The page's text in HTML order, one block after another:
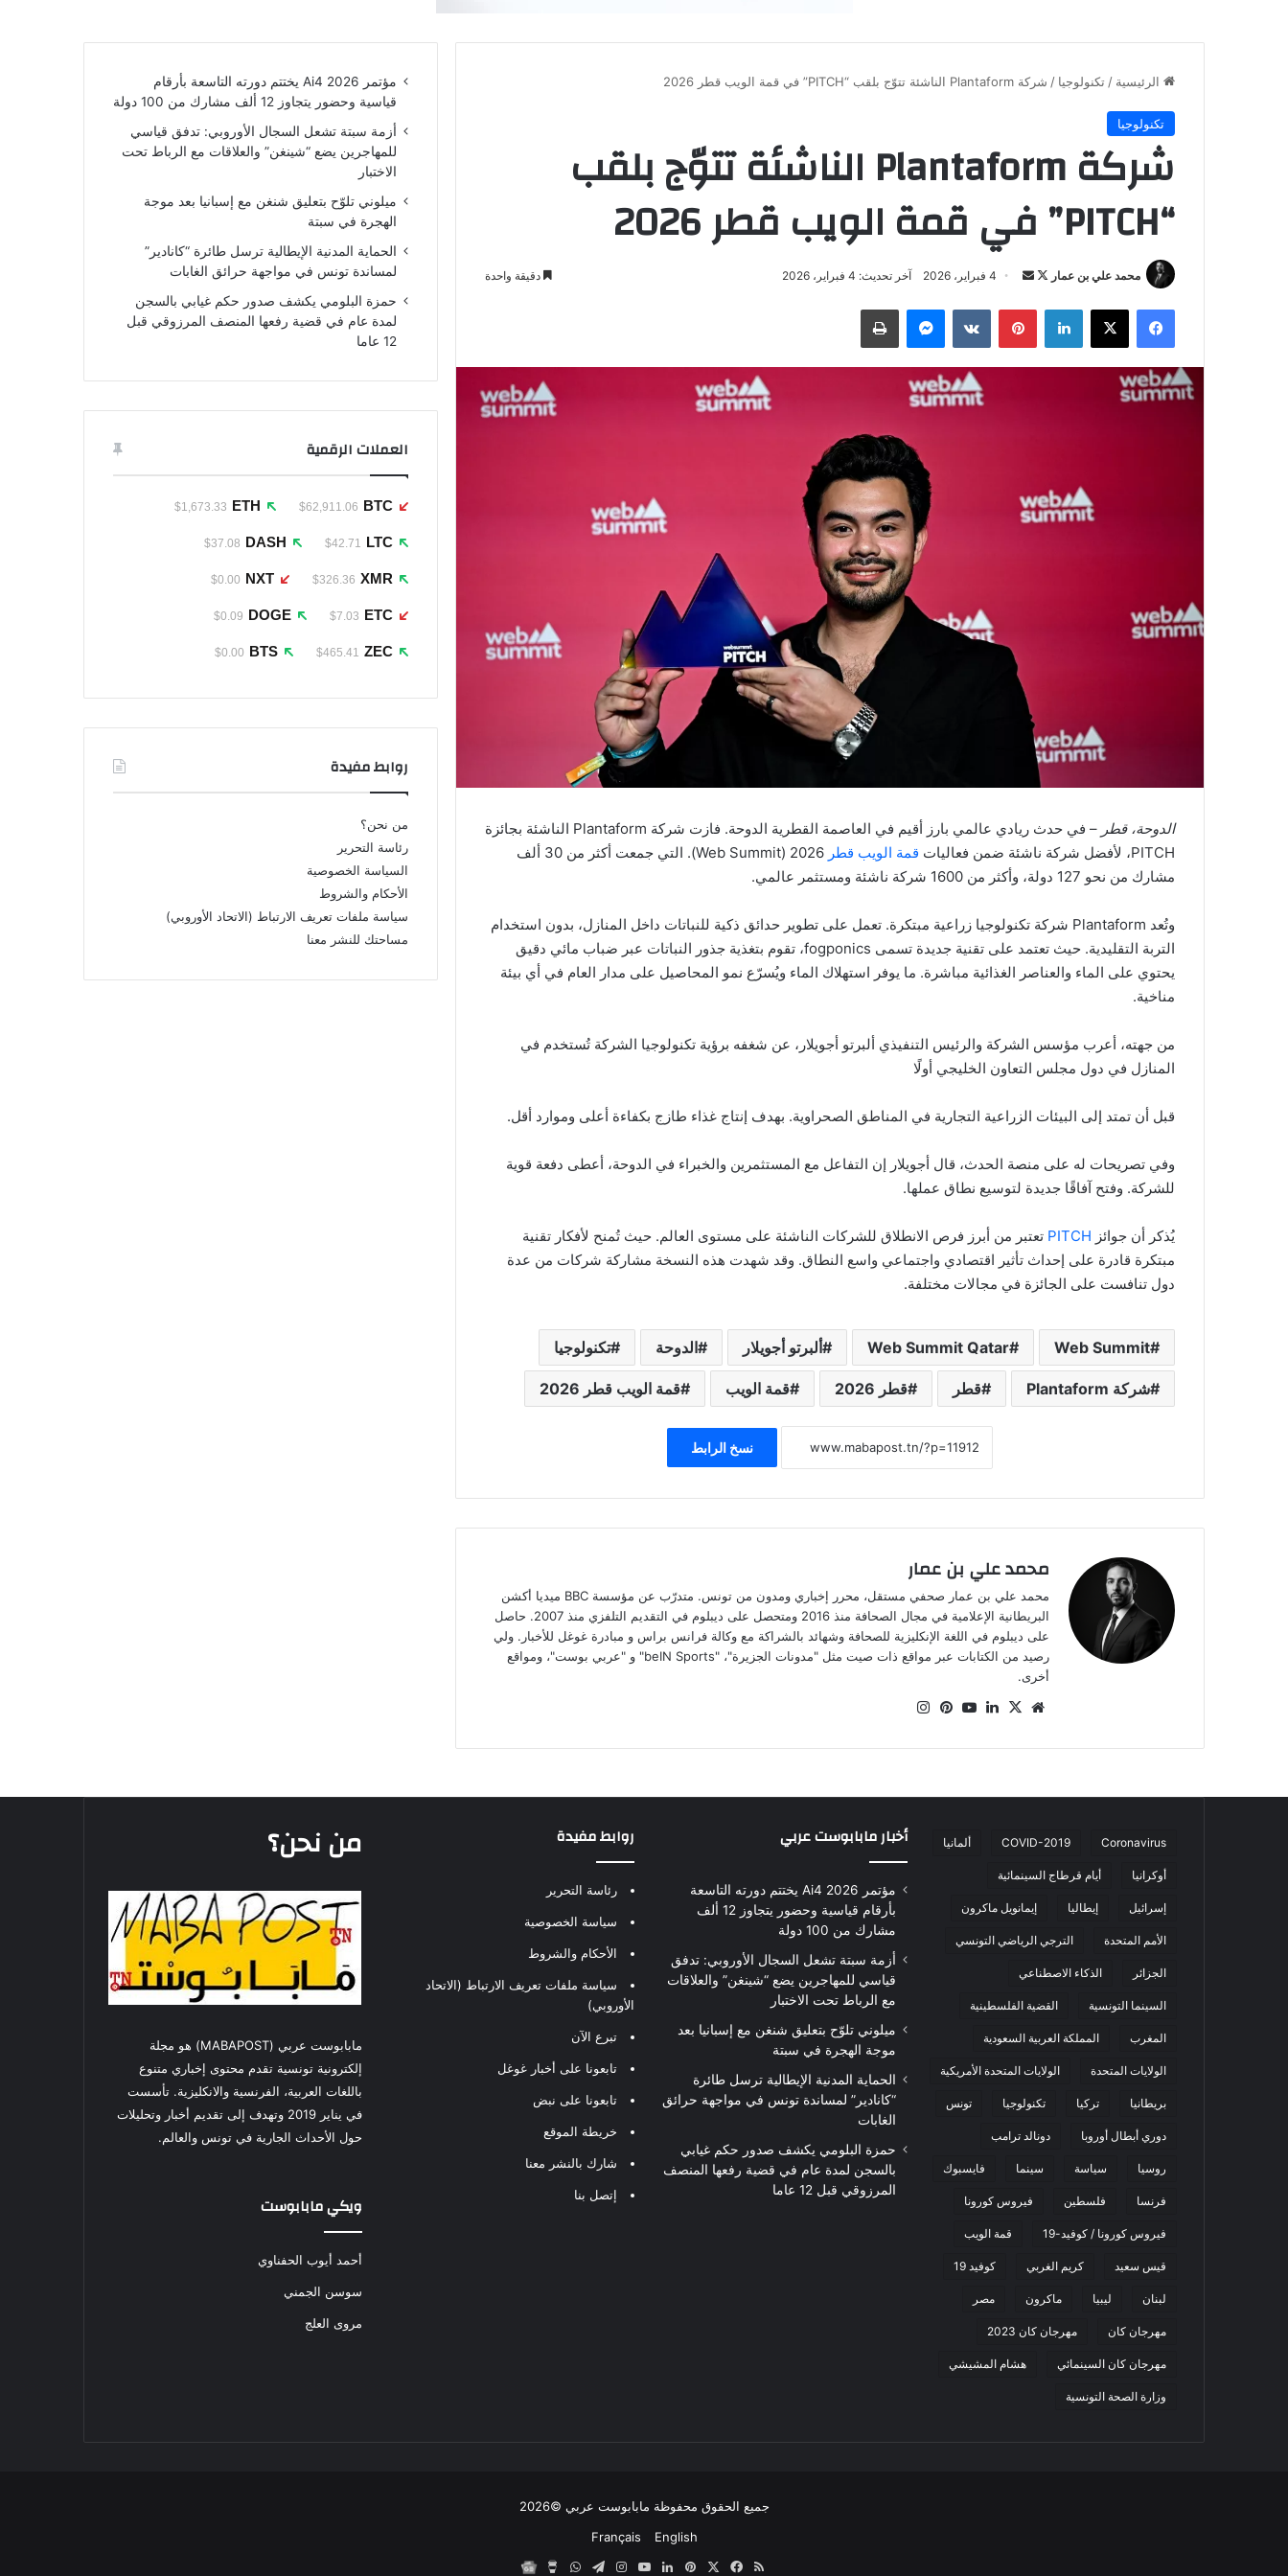
الرئيسية / تكنولوجيا / شركة Plantaform الناشئة تتوّج بلقب “PITCH” في قمة الويب قطر 2026
تكنولوجيا
شركة Plantaform الناشئة تتوّج بلقب
“PITCH” في قمة الويب قطر 2026
محمد علي بن عمار
تابعأرسل
إلكترونيا
4 فبراير، 2026 آخر تحديث: 4 فبراير، 2026 دقيقة واحدة
فيسبوك ‫X لينكدإن بينتيريست ماسنجر طباعة
الدوحة، قطر
– في حدث ريادي عالمي بارز أقيم في العاصمة القطرية الدوحة. فازت شركة Plantaform الناشئة بجائزة
PITCH، لأفضل شركة ناشئة ضمن فعاليات
قمة الويب قطر
2026 (Web Summit). التي جمعت أكثر من 30 ألف
مشارك من نحو 127 دولة، وأكثر من 1600 شركة ناشئة ومستثمر عالمي.
وتُعد Plantaform شركة تكنولوجيا زراعية مبتكرة. تعمل على تطوير حدائق ذكية للنباتات داخل المنازل، بدون استخدام
التربة التقليدية. حيث تعتمد على تقنية جديدة تسمى fogponics، تقوم بتغذية جذور النباتات عبر ضباب مائي دقيق
يحتوي على الماء والعناصر الغذائية مباشرة. ما يوفر استهلاك الماء ويُسرّع نمو المحاصيل على مدار العام في أي بيئة
مناخية.
من جهته، أعرب مؤسس الشركة والرئيس التنفيذي ألبرتو أجويلار، عن شغفه برؤية تكنولوجيا الشركة تُستخدم في
المنازل في دول مجلس التعاون الخليجي أولًا
قبل أن تمتد إلى البيئات الزراعية التجارية في المناطق الصحراوية. بهدف إنتاج غذاء طازج بكفاءة أعلى وموارد أقل.
وفي تصريحات له على منصة الحدث، قال أجويلار إن التفاعل مع المستثمرين والخبراء في الدوحة، أعطى دفعة قوية
للشركة. وفتح آفاقًا جديدة لتوسيع نطاق عملها.
يُذكر أن جوائز PITCH تعتبر من أبرز فرص الانطلاق للشركات الناشئة على مستوى العالم. حيث تُمنح لأفكار تقنية
مبتكرة قادرة على إحداث تأثير اقتصادي واجتماعي واسع النطاق. وقد شهدت هذه النسخة مشاركة شركات من عدة
دول تنافست على الجائزة في مجالات مختلفة.
Web Summit
Web Summit Qatar ألبرتو أجويلار الدوحة تكنولوجيا
شركة Plantaform قطر قطر 2026 قمة الويب قمة الويب قطر 2026
نسخ الرابط
محمد علي بن عمار
محمد علي بن عمار صحفي مستقل، محرر إخباري ومدون من تونس. متدرّب عن مؤسسة BBC ميديا أكشن
البريطانية الإعلامية في مجال الصحافة منذ 2016 ومتحصل على ديبلوم في التقديم التلفزي منذ 2007. حاصل
على ديبلوم في اللغة الإنكليزية للصحافة وشهائد بالشراكة مع وكالة فرانس براس و مبادرة غوغل للأخبار. ولي
رصيد من الكتابات عبر مواقع ذات صيت مثل "مدونات الجزيرة"، "beIN Sports" و "عربي بوست"، ومواقع
أخرى.
موقع‫X لينكدإن‫YouTubeبينتيريست
مؤتمر Ai4 2026 يختتم دورته التاسعة بأرقام
قياسية وحضور يتجاوز 12 ألف مشارك من 100 دولة
أزمة سبتة تشعل السجال الأوروبي: تدفق قياسي
للمهاجرين يضع “شينغن” والعلاقات مع الرباط تحت
الاختبار
ميلوني تلوّح بتعليق شنغن مع إسبانيا بعد موجة
الهجرة في سبتة
الحماية المدنية الإيطالية ترسل طائرة “كانادير”
لمساندة تونس في مواجهة حرائق الغابات
حمزة البلومي يكشف صدور حكم غيابي بالسجن
لمدة عام في قضية رفعها المنصف المرزوقي قبل
12 عاما
العملات الرقمية
BTC
$62,911.06
ETH
$1,673.33
LTC
$42.71
DASH
$37.08
XMR
$326.36
NXT
$0.00
ETC
$7.03
DOGE
$0.09
ZEC
$465.41
BTS
$0.00
روابط مفيدة
من نحن؟
رئاسة التحرير
السياسة الخصوصية
الأحكام والشروط
سياسة ملفات تعريف الارتباط (الاتحاد الأوروبي)
مساحتك للنشر معنا
Coronavirus
COVID-2019 ألمانيا
أوكرانيا أيام قرطاج السينمائية
إسرائيل إيطاليا إيمانويل ماكرون
الأمم المتحدة الترجي الرياضي التونسي
الجزائر الذكاء الاصطناعي
السينما التونسية القضية الفلسطينية
المغرب المملكة العربية السعودية
الولايات المتحدة الولايات المتحدة الأمريكية
بريطانيا تركيا تكنولوجيا تونس
دوري أبطال أوروبا دونالد ترامب
روسيا سياسة سينما فايسبوك
فرنسا فلسطين فيروس كورونا
فيروس كورونا / كوفيد-19 قمة الويب
قيس سعيد كريم الغربي كوفيد 19
لبنان ليبيا ماكرون مصر
مهرجان كان مهرجان كان 2023
مهرجان كان السينمائي هشام المشيشي
وزارة الصحة التونسية
أخبار مابابوست عربي
مؤتمر Ai4 2026 يختتم دورته التاسعة
بأرقام قياسية وحضور يتجاوز 12 ألف
مشارك من 100 دولة
أزمة سبتة تشعل السجال الأوروبي: تدفق
قياسي للمهاجرين يضع “شينغن” والعلاقات
مع الرباط تحت الاختبار
ميلوني تلوّح بتعليق شنغن مع إسبانيا بعد
موجة الهجرة في سبتة
الحماية المدنية الإيطالية ترسل طائرة
“كانادير” لمساندة تونس في مواجهة حرائق
الغابات
حمزة البلومي يكشف صدور حكم غيابي
بالسجن لمدة عام في قضية رفعها المنصف
المرزوقي قبل 12 عاما
روابط مفيدة
رئاسة التحرير
سياسة الخصوصية
الأحكام والشروط
سياسة ملفات تعريف الارتباط (الاتحاد
الأوروبي)
تبرع الآن
تابعونا على أخبار غوغل
تابعونا على نبض
خريطة الموقع
شارك بالنشر معنا
إتصل بنا
من نحن؟
مابابوست عربي (MABAPOST) هو مجلة
إلكترونية تونسية تقدم محتوى إخباري متنوع
باللغات العربية، الفرنسية والانكليزية. تأسست
في يناير 2019 وتهدف إلى تقديم أخبار وتحليلات
حول الأحداث الجارية في تونس والعالم.
ويكي مابابوست
أحمد أيوب الحفناوي
سوسن الجمني
مروى العلج
جميع الحقوق محفوظة مابابوست عربي ©2026
English
Français
ملخصفيسبوكبينتيريست
لينكدإن‫YouTubeانستقرام
تيلقرامواتساب‫Buy